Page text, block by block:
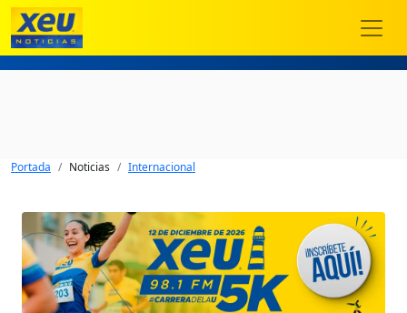
Portada Noticias Internacional